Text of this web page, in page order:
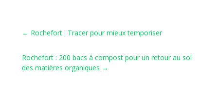
← Rochefort : Tracer pour mieux temporiser
Rochefort : 200 bacs à compost pour un retour au sol
des matières organiques →